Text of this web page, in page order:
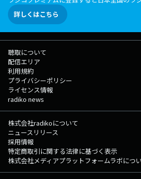
詳しくはこちら
聴取について
配信エリア
利用規約
プライバシーポリシー
ライセンス情報
radiko news
株式会社radikoについて
ニュースリリース
採用情報
特定商取引に関する法律に基づく表示
株式会社メディアプラットフォームラボにつ